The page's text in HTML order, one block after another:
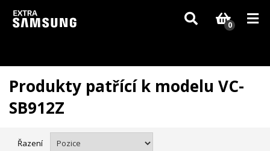
Vzhledem k aktuální situaci se může dodání dílů, které nejsou skladem,
zpozdit. Děkujeme za pochopení.
0
Produkty patřící k modelu VC-
SB912Z
Řazení